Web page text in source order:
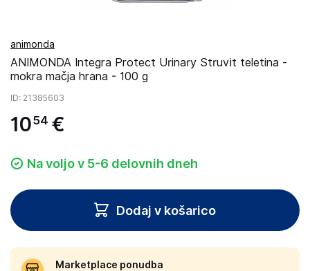
animonda
ANIMONDA Integra Protect Urinary Struvit teletina -
mokra mačja hrana - 100 g
ID: 21385603
1054 €
Na voljo v 5-6 delovnih dneh
Dodaj v košarico
Marketplace ponudba